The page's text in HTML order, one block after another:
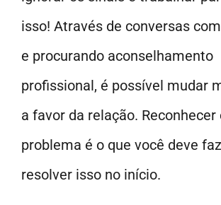
isso! Através de conversas
e procurando aconselhamento
profissional, é possível mudar
a favor da relação. Reconhecer
problema é o que você deve
resolver isso no início.